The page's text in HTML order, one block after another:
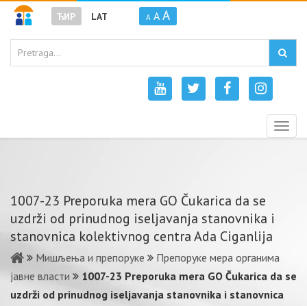
ЋИР LAT A A A
1007-23 Preporuka mera GO Čukarica da se
uzdrži od prinudnog iseljavanja stanovnika i
stanovnica kolektivnog centra Ada Ciganlija
Мишљења и препоруке
Препоруке мера органима
јавне власти
1007-23 Preporuka mera GO Čukarica da se
uzdrži od prinudnog iseljavanja stanovnika i stanovnica